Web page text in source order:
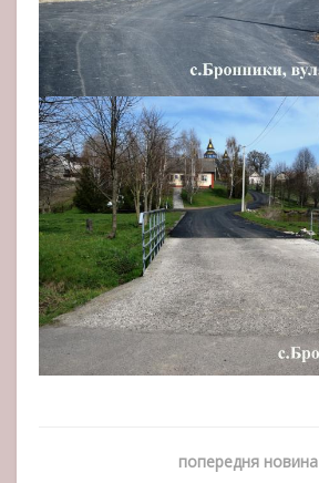
попередня новина